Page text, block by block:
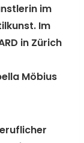
im
Im
in Zürich
Möbius